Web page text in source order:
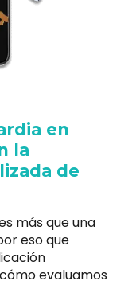
en
la
de
más que una
eso que
evaluamos